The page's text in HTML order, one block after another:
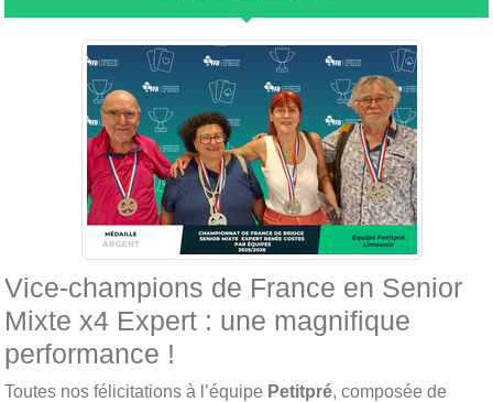
Vice-champions de France en Senior
Mixte x4 Expert : une magnifique
performance !
Toutes nos félicitations à l’équipe Petitpré, composée de